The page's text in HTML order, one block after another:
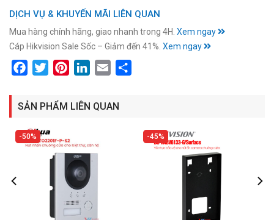
DỊCH VỤ & KHUYẾN MÃI LIÊN QUAN
Mua hàng chính hãng, giao nhanh trong 4H. Xem ngay
Cáp Hikvision Sale Sốc – Giảm đến 41%. Xem ngay
FacebookTwitterPinterestLinkedIn
Email
SẢN PHẨM LIÊN QUAN
50% 45%